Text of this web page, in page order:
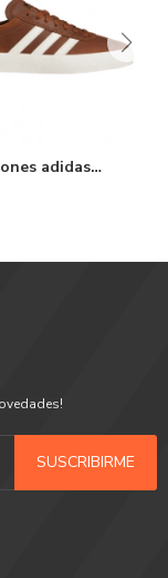
adidas
- Brown
SUSCRIBIRME